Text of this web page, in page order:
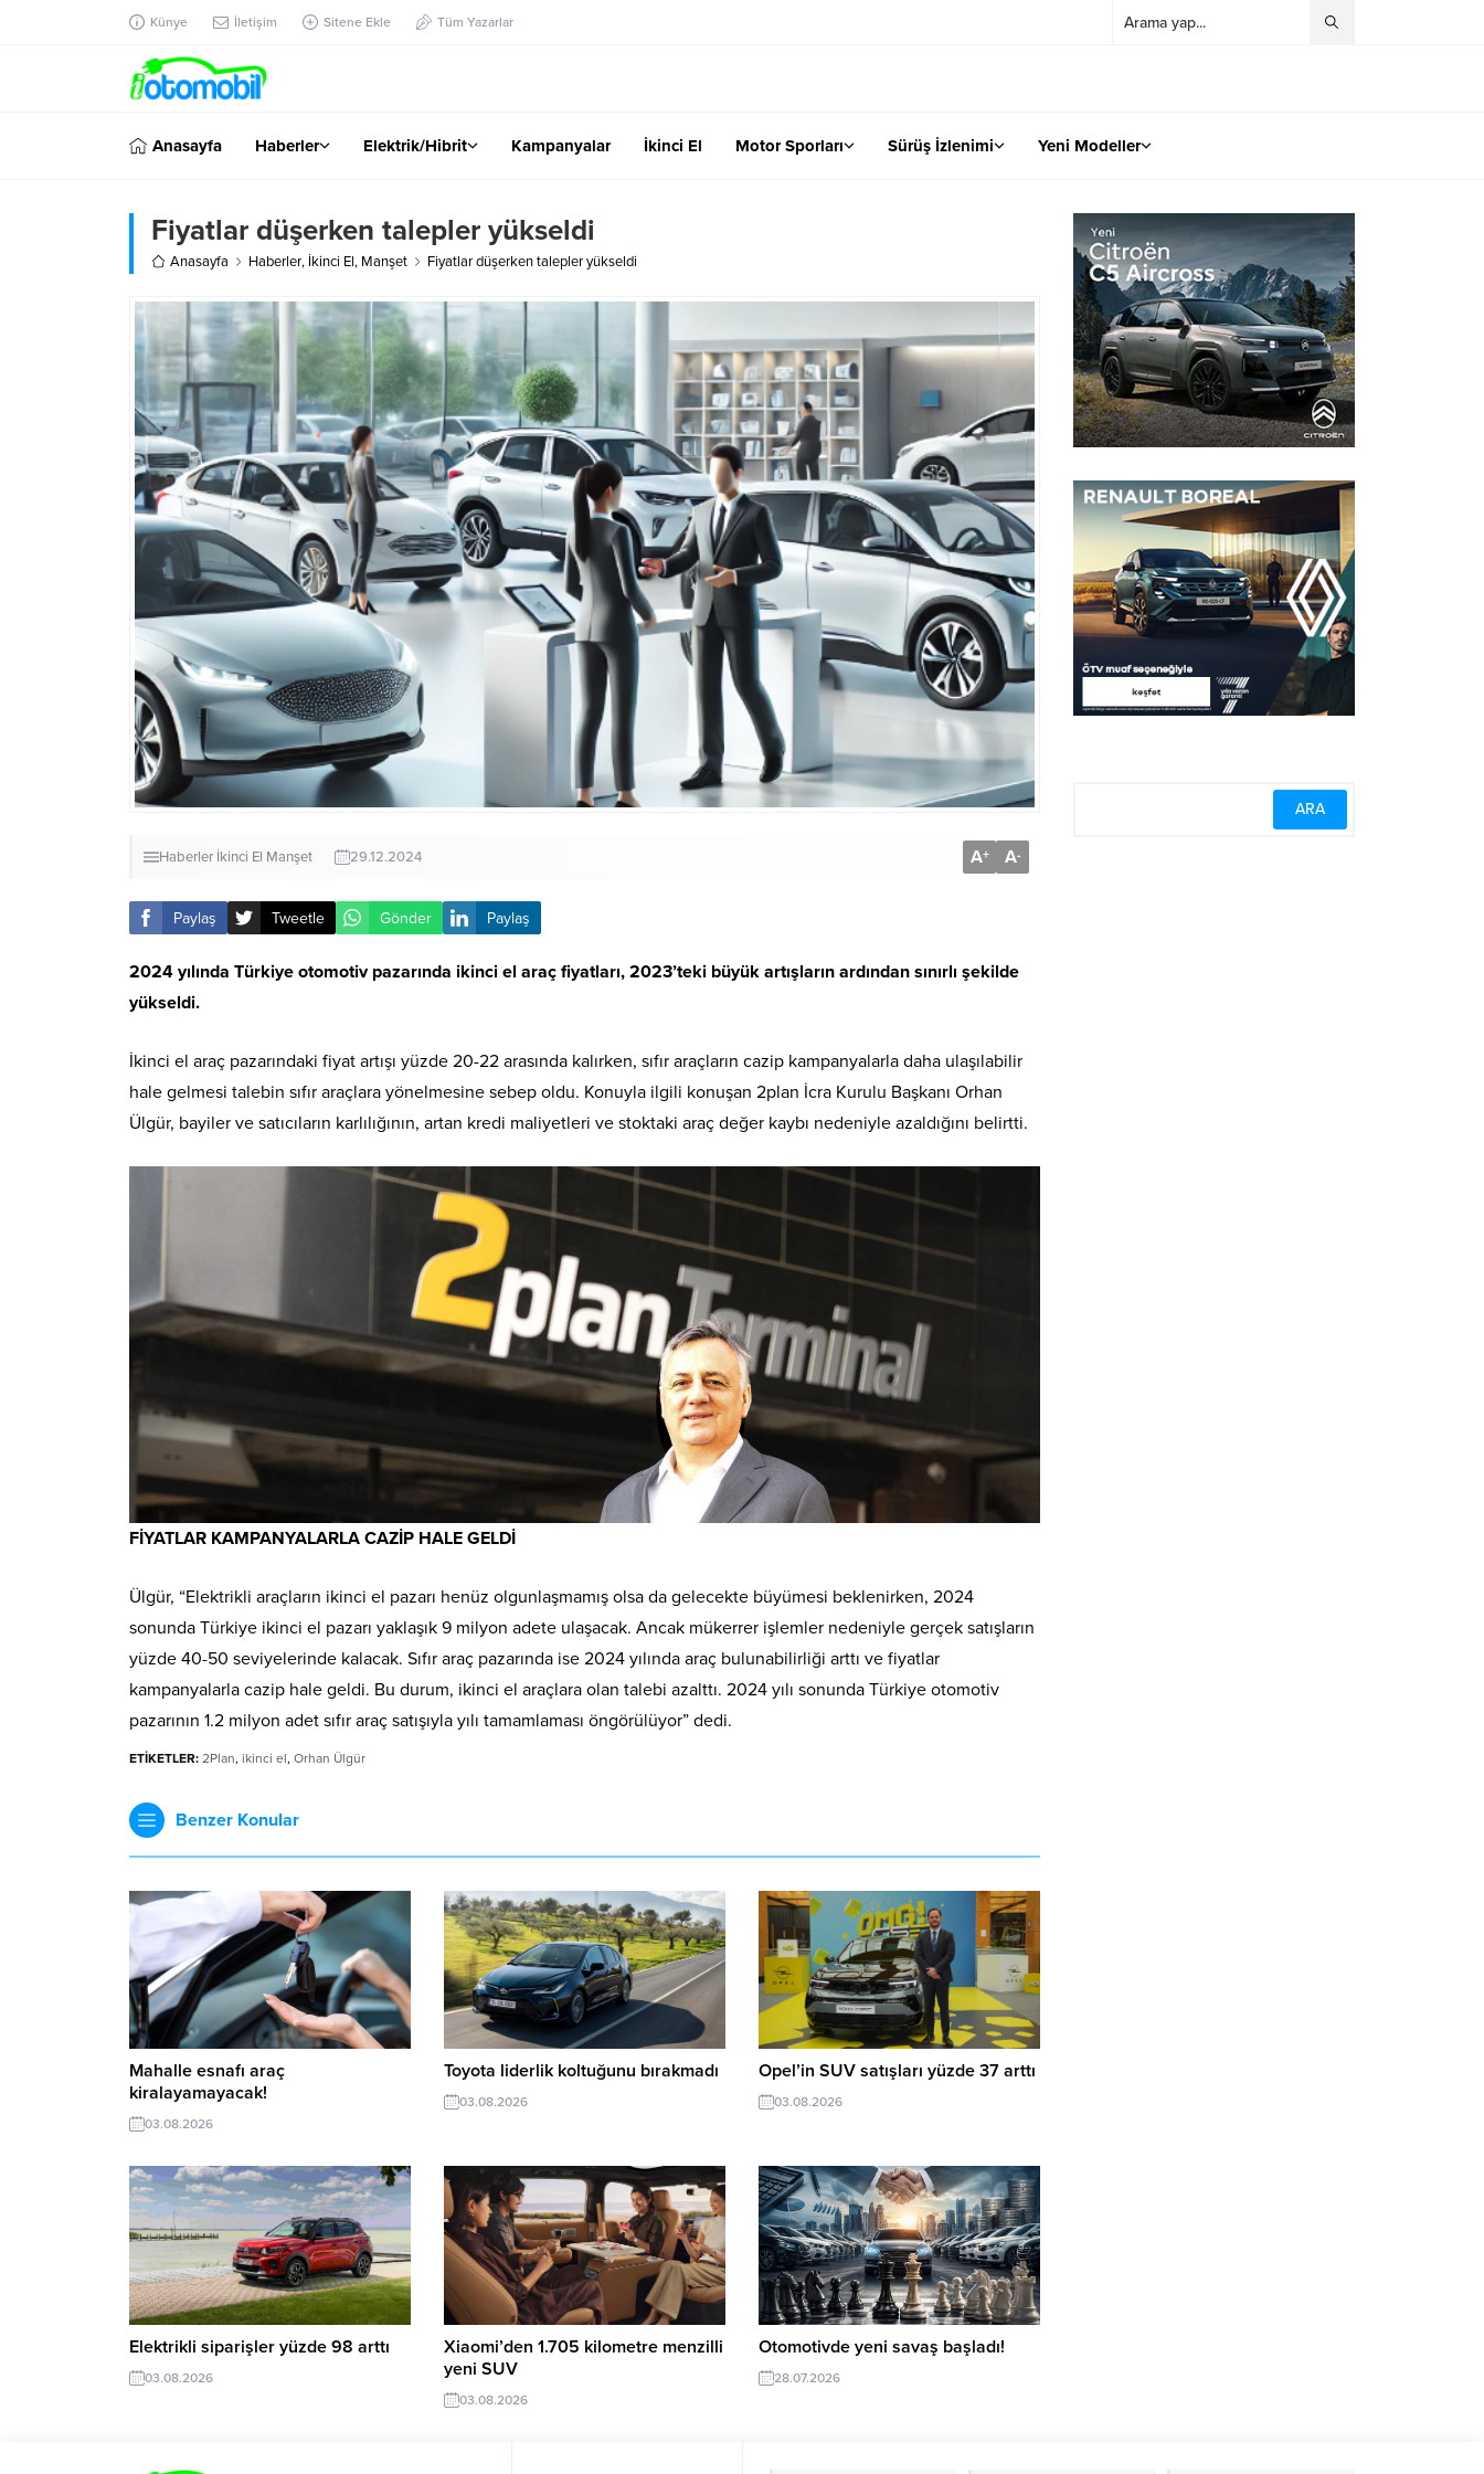
Künye İletişim Sitene Ekle Tüm Yazarlar
Anasayfa Haberler Elektrik/Hibrit Kampanyalar İkinci El Motor Sporları Sürüş İzlenimi Yeni Modeller
Fiyatlar düşerken talepler yükseldi
Anasayfa Haberler, İkinci El, Manşet Fiyatlar düşerken talepler yükseldi
Haberler İkinci El Manşet 29.12.2024 A+ A-
Paylaş Tweetle Gönder Paylaş
2024 yılında Türkiye otomotiv pazarında ikinci el araç fiyatları, 2023’teki büyük artışların ardından sınırlı şekilde
yükseldi.
İkinci el araç pazarındaki fiyat artışı yüzde 20-22 arasında kalırken, sıfır araçların cazip kampanyalarla daha ulaşılabilir
hale gelmesi talebin sıfır araçlara yönelmesine sebep oldu. Konuyla ilgili konuşan 2plan İcra Kurulu Başkanı Orhan
Ülgür, bayiler ve satıcıların karlılığının, artan kredi maliyetleri ve stoktaki araç değer kaybı nedeniyle azaldığını belirtti.
FİYATLAR KAMPANYALARLA CAZİP HALE GELDİ
Ülgür, “Elektrikli araçların ikinci el pazarı henüz olgunlaşmamış olsa da gelecekte büyümesi beklenirken, 2024
sonunda Türkiye ikinci el pazarı yaklaşık 9 milyon adete ulaşacak. Ancak mükerrer işlemler nedeniyle gerçek satışların
yüzde 40-50 seviyelerinde kalacak. Sıfır araç pazarında ise 2024 yılında araç bulunabilirliği arttı ve fiyatlar
kampanyalarla cazip hale geldi. Bu durum, ikinci el araçlara olan talebi azalttı. 2024 yılı sonunda Türkiye otomotiv
pazarının 1.2 milyon adet sıfır araç satışıyla yılı tamamlaması öngörülüyor” dedi.
ETİKETLER: 2Plan, ikinci el, Orhan Ülgür
Benzer Konular
Mahalle esnafı araç
kiralayamayacak!
03.08.2026
Toyota liderlik koltuğunu bırakmadı
03.08.2026
Opel’in SUV satışları yüzde 37 arttı
03.08.2026
Elektrikli siparişler yüzde 98 arttı
03.08.2026
Xiaomi’den 1.705 kilometre menzilli
yeni SUV
03.08.2026
Otomotivde yeni savaş başladı!
28.07.2026